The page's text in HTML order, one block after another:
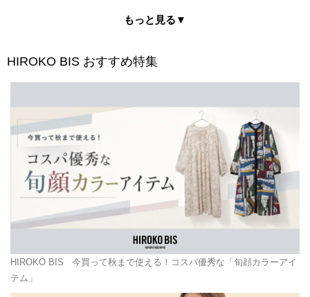
もっと見る▼
HIROKO BIS おすすめ特集
HIROKO BIS 今買って秋まで使える！コスパ優秀な「旬顔カラーアイ
テム」